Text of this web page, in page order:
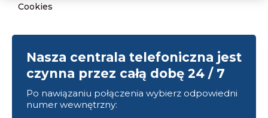
Cookies
Nasza centrala telefoniczna jest
czynna przez całą dobę 24 / 7
Po nawiązaniu połączenia wybierz odpowiedni
numer wewnętrzny: